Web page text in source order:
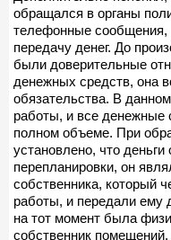
обращался в органы
телефонные сообщения,
передачу денег. До
были доверительные
денежных средств, она
обязательства. В
работы, и все денежные
полном объеме. При
установлено, что
перепланировки, он
собственника, который
работы, и передали ему
на тот момент была
собственник